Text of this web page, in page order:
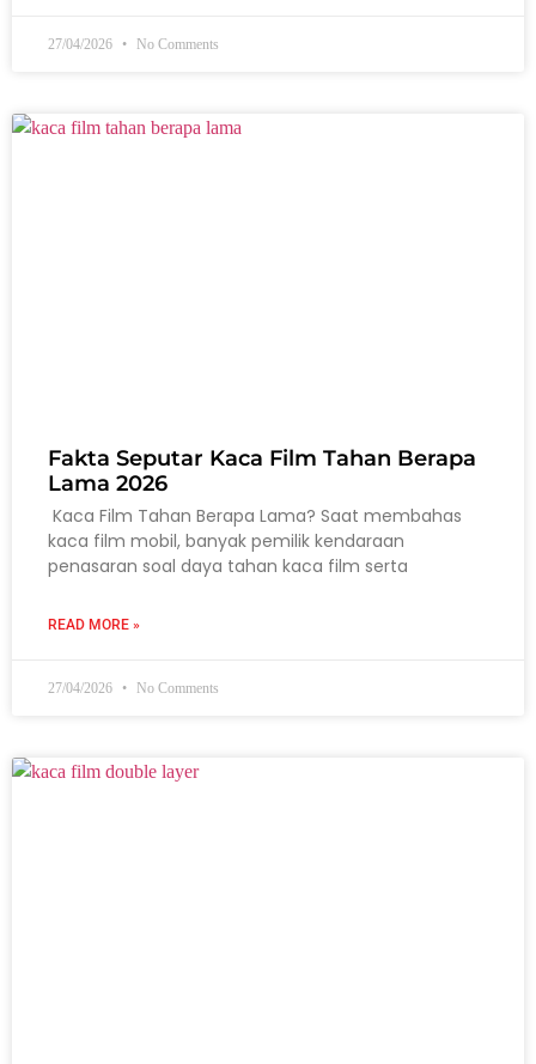
27/04/2026 No Comments
Fakta Seputar Kaca Film Tahan Berapa
Lama 2026
Kaca Film Tahan Berapa Lama? Saat membahas
kaca film mobil, banyak pemilik kendaraan
penasaran soal daya tahan kaca film serta
READ MORE »
27/04/2026 No Comments